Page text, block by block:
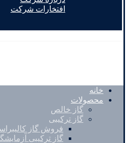
افتخارات شرکت
خانه
محصولات
گاز خالص
گاز ترکیبی
فروش گاز
گاز ترکیبی